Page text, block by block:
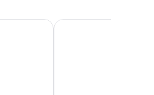
โรงแรมเวียงวลี